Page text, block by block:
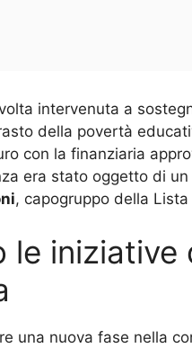
intervenuta a
della povertà
con la finanziaria
era stato oggetto di
, capogruppo della
le iniziative
una nuova fase nella